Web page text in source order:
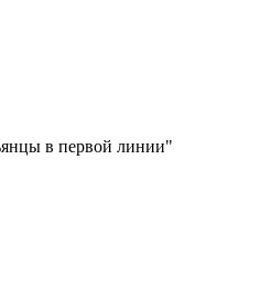
в первой линии"